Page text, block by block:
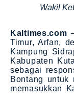
Wakil
Kaltimes.com
Timur, Arfan,
Kampung
Kabupaten
sebagai
Bontang untuk
memasukkan